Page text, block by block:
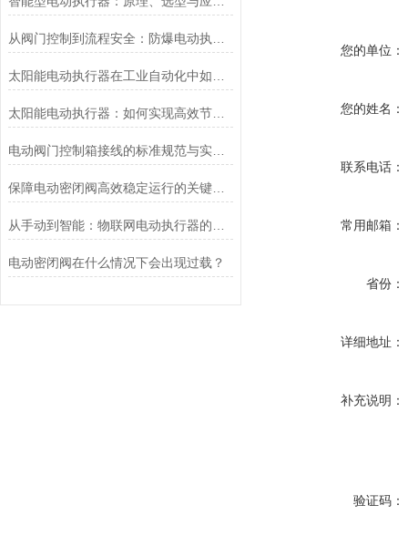
太阳能电动执行器：如何实现高效节能的自动化控制？
保障电动密闭阀高效稳定运行的关键举措
电动密闭阀在什么情况下会出现过载？
您的单位：
您的姓名：
联系电话：
常用邮箱：
省份：
详细地址：
补充说明：
验证码：